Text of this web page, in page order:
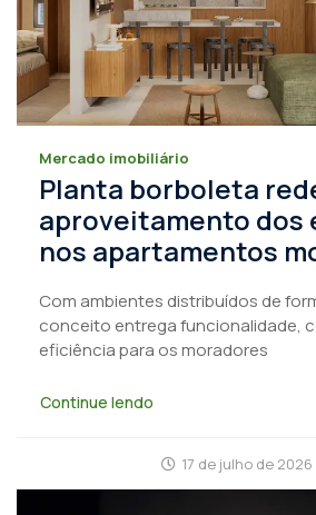
Mercado imobiliário
Planta borboleta
aproveitamento dos
nos apartamentos
Com ambientes distribuídos de
conceito entrega funcionalidade,
eficiência para os moradores
Continue lendo
17 de julho de 2026